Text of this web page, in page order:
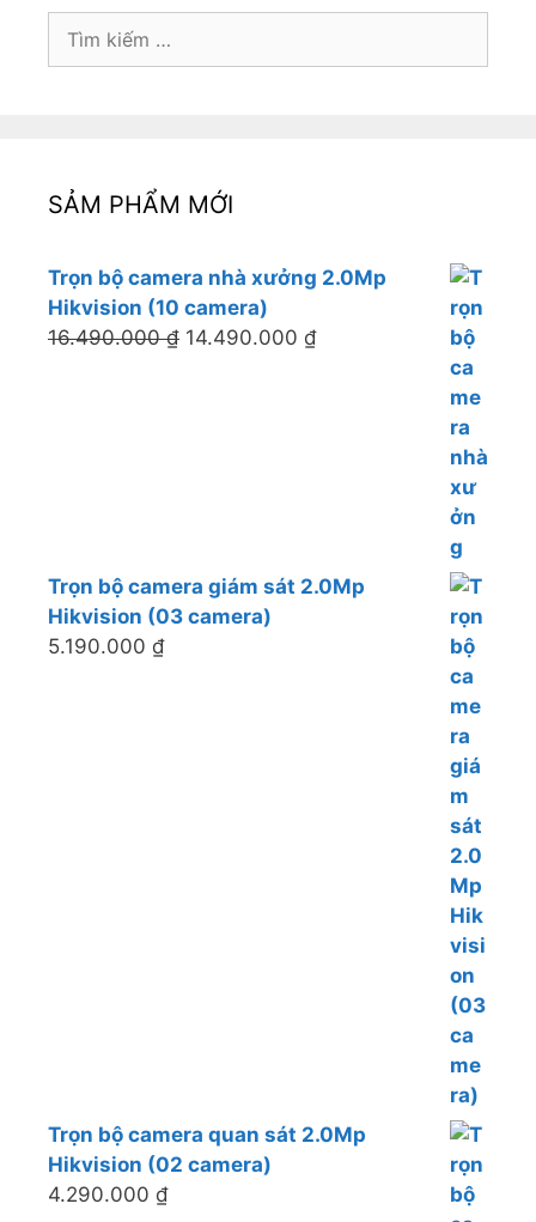
kiếm
SẢM PHẨM MỚI
Trọn bộ camera nhà xưởng 2.0Mp
Hikvision (10 camera)
16.490.000₫ 14.490.000 ₫
Trọn bộ camera giám sát 2.0Mp
Hikvision (03 camera)
5.190.000 ₫
Trọn bộ camera quan sát 2.0Mp
Hikvision (02 camera)
4.290.000 ₫